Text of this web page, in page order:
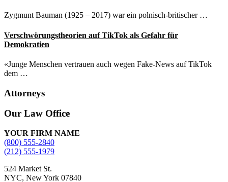
Zygmunt Bauman (1925 – 2017) war ein polnisch-britischer …
Verschwörungstheorien auf TikTok als Gefahr für
Demokratien
«Junge Menschen vertrauen auch wegen Fake-News auf TikTok
dem …
Attorneys
Site
Footer
Our Law Office
YOUR FIRM NAME
(800) 555-2840
(212) 555-1979
524 Market St.
NYC, New York 07840